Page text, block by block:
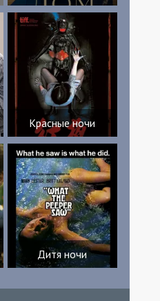
Красные ночи
Дитя ночи